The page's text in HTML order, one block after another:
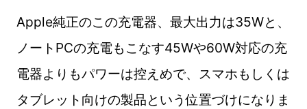
Apple純正のこの充電器、最大出力は35Wと、
ノートPCの充電もこなす45Wや60W対応の充
電器よりもパワーは控えめで、スマホもしくは
タブレット向けの製品という位置づけになりま